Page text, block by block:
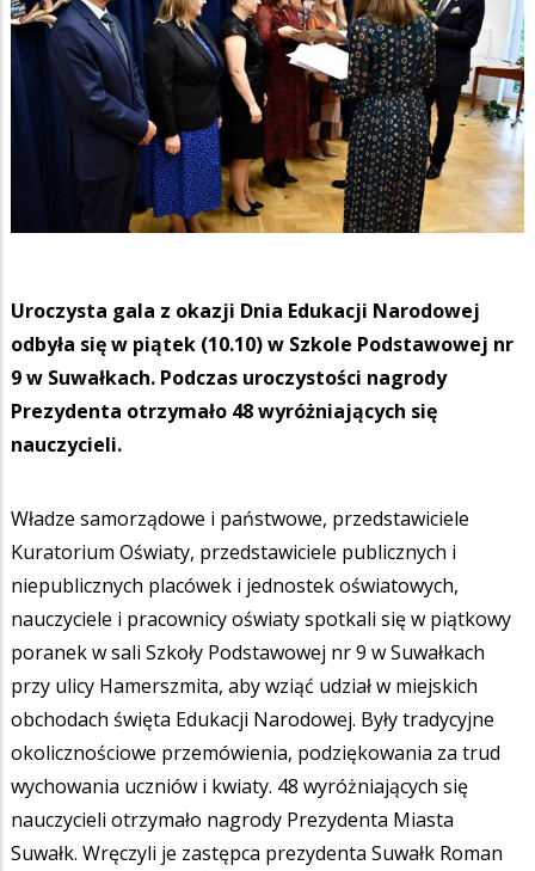
Uroczysta gala z okazji Dnia Edukacji Narodowej
odbyła się w piątek (10.10) w Szkole Podstawowej nr
9 w Suwałkach. Podczas uroczystości nagrody
Prezydenta otrzymało 48 wyróżniających się
nauczycieli.
Władze samorządowe i państwowe, przedstawiciele
Kuratorium Oświaty, przedstawiciele publicznych i
niepublicznych placówek i jednostek oświatowych,
nauczyciele i pracownicy oświaty spotkali się w piątkowy
poranek w sali Szkoły Podstawowej nr 9 w Suwałkach
przy ulicy Hamerszmita, aby wziąć udział w miejskich
obchodach święta Edukacji Narodowej. Były tradycyjne
okolicznościowe przemówienia, podziękowania za trud
wychowania uczniów i kwiaty. 48 wyróżniających się
nauczycieli otrzymało nagrody Prezydenta Miasta
Suwałk. Wręczyli je zastępca prezydenta Suwałk Roman